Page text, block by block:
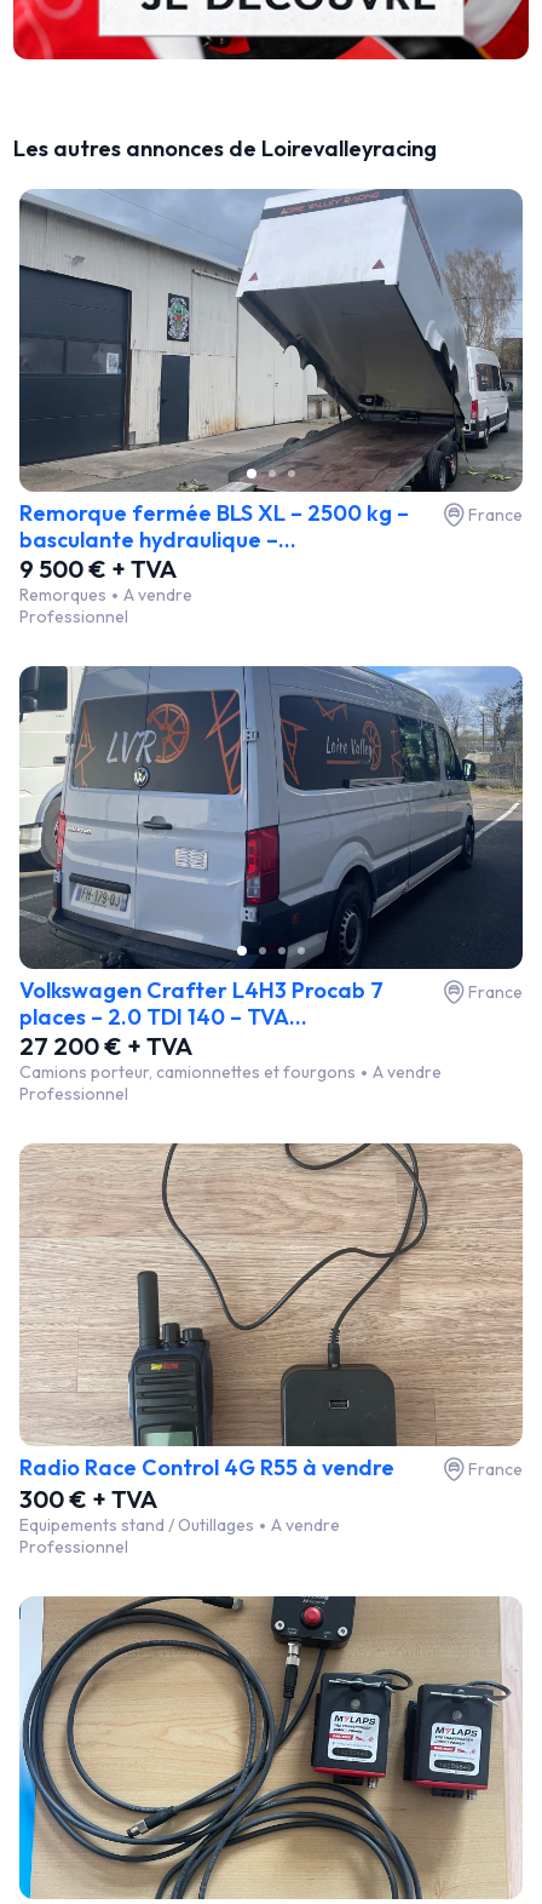
Les autres annonces de Loirevalleyracing
Remorque fermée BLS XL – 2500 kg –
basculante hydraulique –...
France
9 500 € + TVA
Remorques
A vendre
Professionnel
Volkswagen Crafter L4H3 Procab 7
places – 2.0 TDI 140 – TVA...
France
27 200 € + TVA
Camions porteur, camionnettes et fourgons
A vendre
Professionnel
Radio Race Control 4G R55 à vendre France
300 € + TVA
Equipements stand / Outillages
A vendre
Professionnel